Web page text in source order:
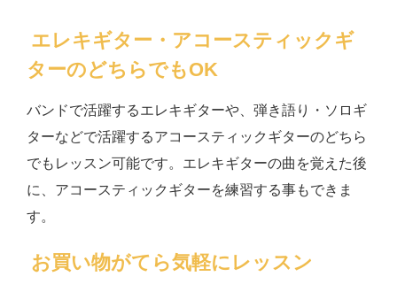
エレキギター・アコースティックギ
ターのどちらでもOK
バンドで活躍するエレキギターや、弾き語り・ソロギ
ターなどで活躍するアコースティックギターのどちら
でもレッスン可能です。エレキギターの曲を覚えた後
に、アコースティックギターを練習する事もできま
す。
お買い物がてら気軽にレッスン